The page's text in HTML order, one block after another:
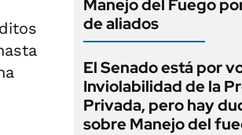
Manejo del Fuego
de aliados
El Senado está por
Inviolabilidad de la
Privada, pero hay
sobre Manejo del